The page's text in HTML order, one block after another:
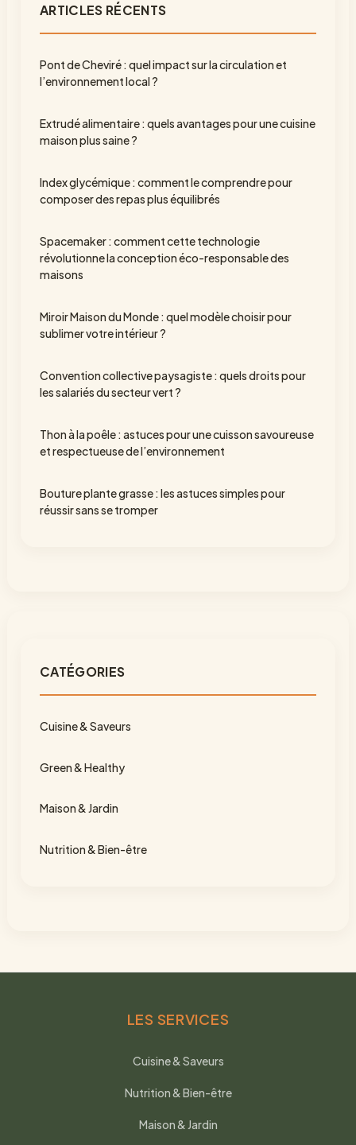
ARTICLES RÉCENTS
Pont de Cheviré : quel impact sur la circulation et
l’environnement local ?
Extrudé alimentaire : quels avantages pour une cuisine
maison plus saine ?
Index glycémique : comment le comprendre pour
composer des repas plus équilibrés
Spacemaker : comment cette technologie
révolutionne la conception éco-responsable des
maisons
Miroir Maison du Monde : quel modèle choisir pour
sublimer votre intérieur ?
Convention collective paysagiste : quels droits pour
les salariés du secteur vert ?
Thon à la poêle : astuces pour une cuisson savoureuse
et respectueuse de l’environnement
Bouture plante grasse : les astuces simples pour
réussir sans se tromper
CATÉGORIES
Cuisine & Saveurs
Green & Healthy
Maison & Jardin
Nutrition & Bien-être
LES SERVICES
Cuisine & Saveurs
Nutrition & Bien-être
Maison & Jardin